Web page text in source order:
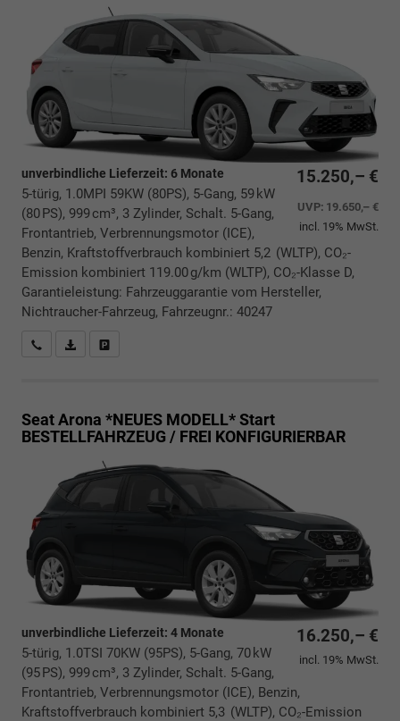
15.250,– €
UVP: 19.650,– €
incl. 19% MwSt.
unverbindliche Lieferzeit: 6 Monate
5-türig, 1.0MPI 59KW (80PS), 5-Gang, 59 kW
(80 PS), 999 cm³, 3 Zylinder, Schalt. 5-Gang,
Frontantrieb, Verbrennungsmotor (ICE),
Benzin, Kraftstoffverbrauch kombiniert 5,2 (WLTP), CO₂-
Emission kombiniert 119.00 g/km (WLTP), CO₂-Klasse D,
Garantieleistung: Fahrzeuggarantie vom Hersteller,
Nichtraucher-Fahrzeug, Fahrzeugnr.: 40247
Rückrufbitte absenden
PDF-Datei, Fahrzeugexposé drucken
Seat Arona *NEUES MODELL*Start
BESTELLFAHRZEUG / FREI KONFIGURIERBAR
16.250,– €
incl. 19% MwSt.
unverbindliche Lieferzeit: 4 Monate
5-türig, 1.0TSI 70KW (95PS), 5-Gang, 70 kW
(95 PS), 999 cm³, 3 Zylinder, Schalt. 5-Gang,
Frontantrieb, Verbrennungsmotor (ICE), Benzin,
Kraftstoffverbrauch kombiniert 5,3 (WLTP), CO₂-Emission